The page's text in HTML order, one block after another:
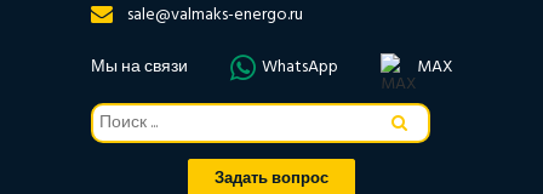
sale@valmaks-energo.ru
Мы на связи
WhatsApp MAX
Задать вопрос